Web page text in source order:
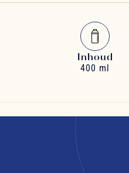
Inhoud
400 ml